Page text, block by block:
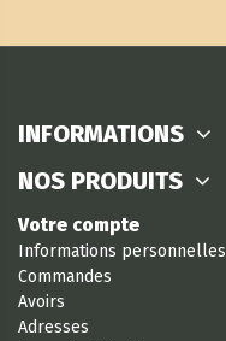
INFORMATIONS
NOS PRODUITS
Votre compte
Informations personnelles
Commandes
Avoirs
Adresses